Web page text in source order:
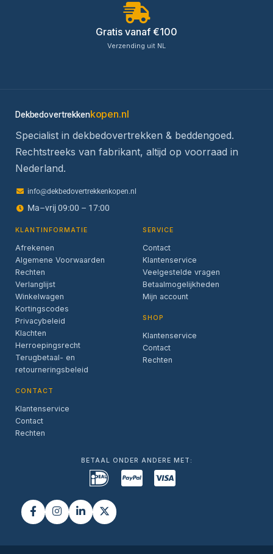
Gratis vanaf €100
Verzending uit NL
Dekbedovertrekkenkopen.nl
Specialist in dekbedovertrekken & beddengoed.
Rechtstreeks van fabrikant, altijd op voorraad in
Nederland.
info@dekbedovertrekkenkopen.nl
Ma–vrij 09:00 – 17:00
KLANTINFORMATIE
Afrekenen
Algemene Voorwaarden
Rechten
Verlanglijst
Winkelwagen
Kortingscodes
Privacybeleid
Klachten
Herroepingsrecht
Terugbetaal- en
retourneringsbeleid
CONTACT
Klantenservice
Contact
Rechten
SERVICE
Contact
Klantenservice
Veelgestelde vragen
Betaalmogelijkheden
Mijn account
SHOP
Klantenservice
Contact
Rechten
BETAAL ONDER ANDERE MET: